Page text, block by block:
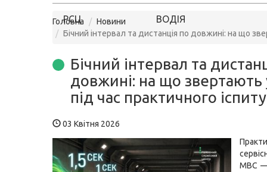
РСЦ ВОДІЯ
Головна
Новини
Бічний інтервал та дистанція по довжині: на що
Бічний інтервал та
довжині: на що звертають
під час практичного іспиту
03 Квітня 2026
МВС —